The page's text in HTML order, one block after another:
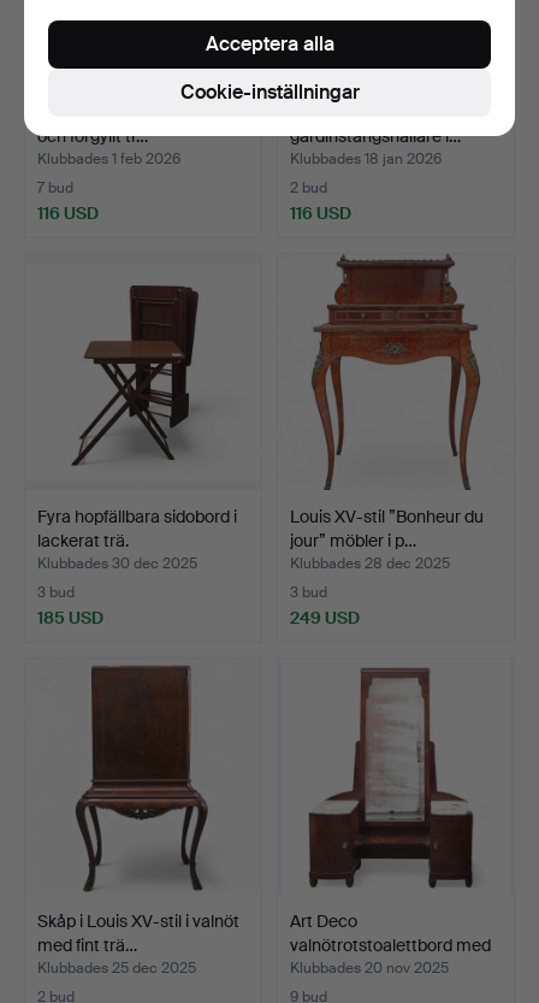
och förgyllt tr…
Klubbades 1 feb 2026
7 bud
116 USD
gardinstångshållare i…
Klubbades 18 jan 2026
2 bud
116 USD
Fyra hopfällbara sidobord i
lackerat trä.
Klubbades 30 dec 2025
3 bud
185 USD
Louis XV-stil ”Bonheur du
jour” möbler i p…
Klubbades 28 dec 2025
3 bud
249 USD
Skåp i Louis XV-stil i valnöt
med fint trä…
Klubbades 25 dec 2025
2 bud
Art Deco
valnötrotstoalettbord med
buksbom…
Klubbades 20 nov 2025
9 bud
Cookie-inställningar
Acceptera alla